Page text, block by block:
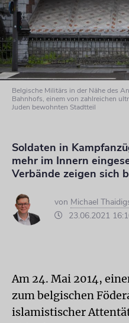
Belgische Militärs in der Nähe des
Bahnhofs, einem von zahlreichen
Juden bewohnten Stadtteil
Soldaten in
mehr im Innern
Verbände zeigen sich
von Michael
23.06.2021
Am 24. Mai 2014,
zum belgischen
islamistischer